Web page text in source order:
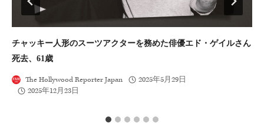
チャッキー人形のスーツアクターを務めた俳優エド・ゲイルさん
死去、61歳
The Hollywood Reporter Japan
2025年5月29日
2025年12月23日